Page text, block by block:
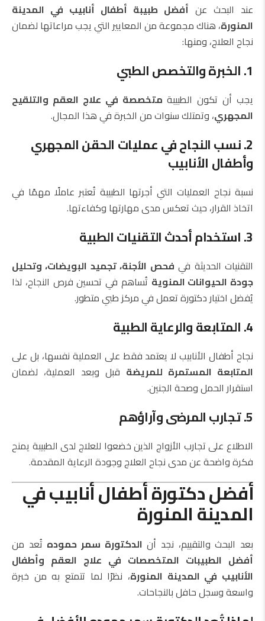
عند البحث عن أفضل طبيبة أطفال أنابيب في المدينة
المنورة، هناك مجموعة من المعايير التي يجب مراعاتها لضمان
نجاح العلاج، ومنها:
1. الخبرة والتخصص الطبي
يجب أن تكون الطبيبة متخصصة في علاج العقم والتلقيح
المجهري، وتمتلك سنوات من الخبرة في هذا المجال.
2. نسب النجاح في عمليات الحقن المجهري
وأطفال الأنابيب
نسبة نجاح العمليات التي أجرتها الطبيبة تُعتبر عاملًا مهمًا في
اتخاذ القرار، حيث تعكس مدى مهارتها وكفاءتها.
3. استخدام أحدث التقنيات الطبية
التقنيات الحديثة في فحص الأجنة، تجميد البويضات، وتحليل
جودة الحيوانات المنوية تُساهم في تحسين فرص النجاح، لذا
يُفضل اختيار دكتورة تعمل في مركز طبي متطور.
4. المتابعة والرعاية الطبية
نجاح أطفال الأنابيب لا يعتمد فقط على العملية نفسها، بل على
المتابعة المستمرة للمريضة قبل وبعد العملية، لضمان
استقرار الحمل وصحة الجنين.
5. تجارب المرضى وآراؤهم
الاطلاع على تجارب الأزواج الذين خضعوا للعلاج لدى الطبيبة يمنح
فكرة واضحة عن مدى نجاح العلاج وجودة الرعاية المقدمة.
أفضل دكتورة أطفال أنابيب في
المدينة المنورة
بعد البحث والتقييم، نجد أن الدكتورة سمر حموده تُعد من
أفضل الطبيبات المتخصصات في علاج العقم وأطفال
الأنابيب في المدينة المنورة، نظرًا لما تتمتع به من خبرة
واسعة وسجل حافل بالنجاحات.